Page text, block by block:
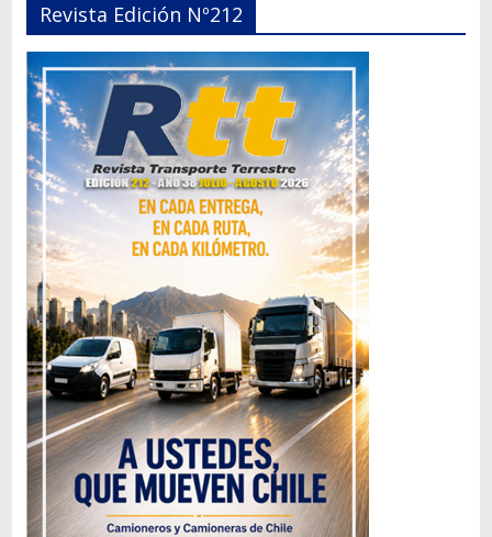
Revista Edición Nº212